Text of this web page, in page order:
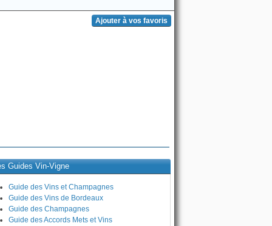
Guides Vin-Vigne
Guide des Vins et Champagnes
Guide des Vins de Bordeaux
Guide des Champagnes
Guide des Accords Mets et Vins